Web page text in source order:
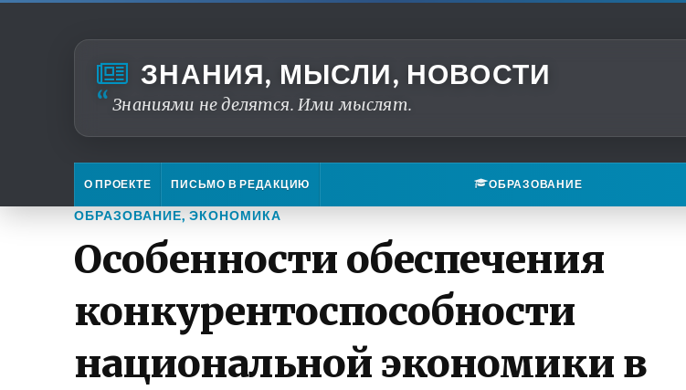
ЗНАНИЯ, МЫСЛИ, НОВОСТИ
Знаниями не делятся. Ими мыслят.
О ПРОЕКТЕ ПИСЬМО В РЕДАКЦИЮ ОБРАЗОВАНИЕ
ОБРАЗОВАНИЕ, ЭКОНОМИКА
Особенности обеспечения
конкурентоспособности
национальной экономики в